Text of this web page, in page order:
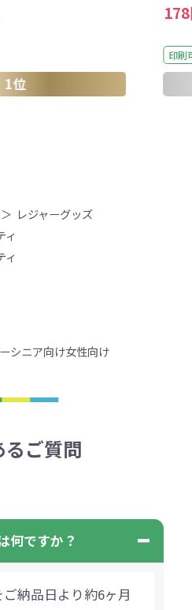
1位
印刷
レジャーグッズ
ィ
ィ
シニア向け女性向け
るご質問
何ですか？
納品日より約6ヶ月